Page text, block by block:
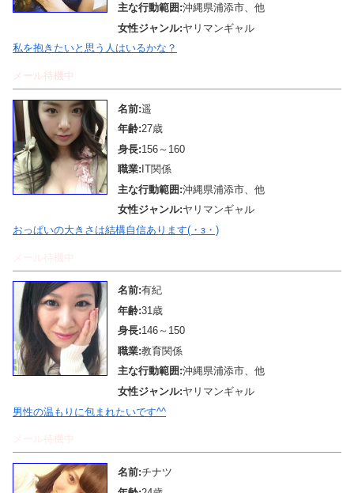
主な行動範囲:沖縄県浦添市、他
女性ジャンル:ヤリマンギャル
私を抱きたいと思う人はいるかな？
メール待機中
名前:遥
年齢:27歳
身長:156～160
職業: IT関係
主な行動範囲:沖縄県浦添市、他
女性ジャンル:ヤリマンギャル
おっぱいの大きさは結構自信あります(・з・)
名前:有紀
年齢:31歳
身長:146～150
職業:教育関係
主な行動範囲:沖縄県浦添市、他
女性ジャンル:ヤリマンギャル
男性の温もりに包まれたいです^^
名前:チナツ